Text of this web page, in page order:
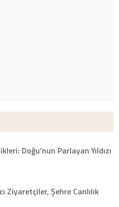
Doğu’nun Parlayan Yıldızı
Ziyaretçiler, Şehre Canlılık